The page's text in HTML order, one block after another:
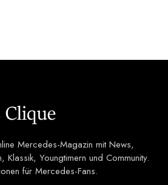
Mercedes-Magazin mit News,
Klassik, Youngtimern und Community.
für Mercedes-Fans.